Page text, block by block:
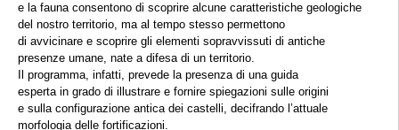
e la fauna consentono di scoprire alcune caratteristiche geologiche
del nostro territorio, ma al tempo stesso permettono
di avvicinare e scoprire gli elementi sopravvissuti di antiche
presenze umane, nate a difesa di un territorio.
Il programma, infatti, prevede la presenza di una guida
esperta in grado di illustrare e fornire spiegazioni sulle origini
e sulla configurazione antica dei castelli, decifrando l’attuale
morfologia delle fortificazioni.